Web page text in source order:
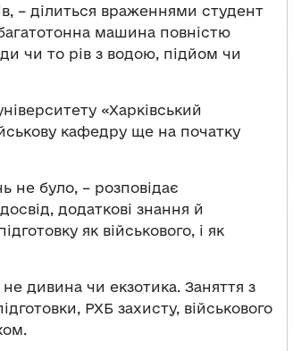
– ділиться враженнями студент
машина повністю
чи то рів з водою, підйом чи
«Харківський
кафедру ще на початку
не було, – розповідає
додаткові знання й
як військового, і як
дивина чи екзотика. Заняття з
РХБ захисту, військового